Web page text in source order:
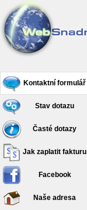
Kontaktní formulář
Stav dotazu
Časté dotazy
Jak zaplatit fakturu
Facebook
Naše adresa